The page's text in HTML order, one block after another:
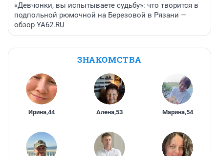
«Девчонки, вы испытываете судьбу»: что творится в
подпольной рюмочной на Березовой в Рязани —
обзор YA62.RU
ЗНАКОМСТВА
Ирина,44 Алена,53 Марина,54